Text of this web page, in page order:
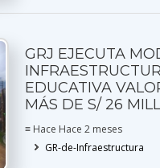
GRJ EJECUTA
EDUCATIVA
MÁS DE S/ 26
≡ Hace Hace 2 meses
GR-de-Infraestructura